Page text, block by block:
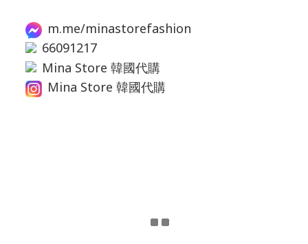
m.me/minastorefashion
66091217
Mina Store 韓國代購
Mina Store 韓國代購